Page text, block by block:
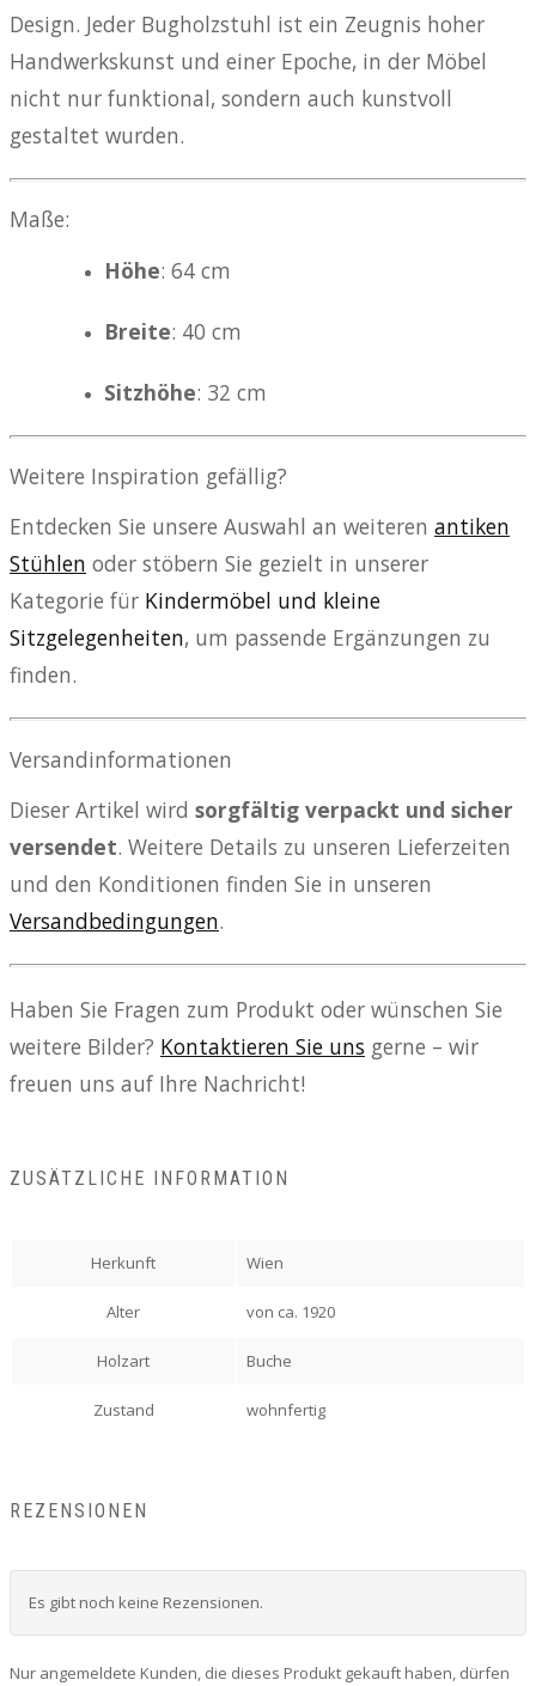
Design. Jeder Bugholzstuhl ist ein Zeugnis hoher
Handwerkskunst und einer Epoche, in der Möbel
nicht nur funktional, sondern auch kunstvoll
gestaltet wurden.
Maße:
Höhe: 64 cm
Breite: 40 cm
Sitzhöhe: 32 cm
Weitere Inspiration gefällig?
Entdecken Sie unsere Auswahl an weiteren antiken
Stühlen oder stöbern Sie gezielt in unserer
Kategorie für Kindermöbel und kleine
Sitzgelegenheiten, um passende Ergänzungen zu
finden.
Versandinformationen
Dieser Artikel wird sorgfältig verpackt und sicher
versendet. Weitere Details zu unseren Lieferzeiten
und den Konditionen finden Sie in unseren
Versandbedingungen.
Haben Sie Fragen zum Produkt oder wünschen Sie
weitere Bilder? Kontaktieren Sie uns gerne – wir
freuen uns auf Ihre Nachricht!
ZUSÄTZLICHE INFORMATION
Herkunft Wien
Alter von ca. 1920
Holzart Buche
Zustand wohnfertig
REZENSIONEN
Es gibt noch keine Rezensionen.
Nur angemeldete Kunden, die dieses Produkt gekauft haben, dürfen